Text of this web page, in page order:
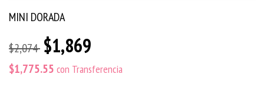
MINI DORADA
$2,074 $1,869
$1,775.55 con Transferencia